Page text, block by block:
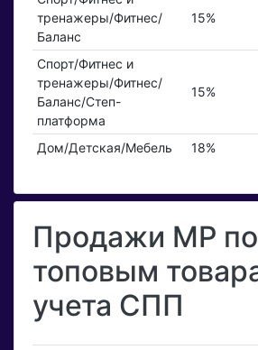
тренажеры/Фитнес/
Баланс
15%
Спорт/Фитнес и
тренажеры/Фитнес/
Баланс/Степ-
платформа
15%
Дом/Детская/Мебель 18%
Продажи MP по
топовым
учета СПП